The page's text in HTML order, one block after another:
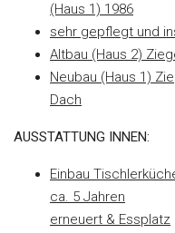
(Haus 1) 1986
sehr gepflegt und
Altbau (Haus 2)
Neubau (Haus 1)
Dach
AUSSTATTUNG INNEN:
Einbau
ca. 5 Jahren
erneuert & Essplatz